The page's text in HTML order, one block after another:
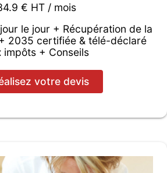
€ HT / mois
le jour + Récupération de la
2035 certifiée & télé-déclaré
impôts + Conseils
votre devis